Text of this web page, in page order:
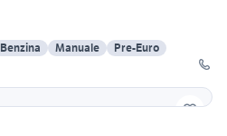
Benzina Manuale
Pre-Euro